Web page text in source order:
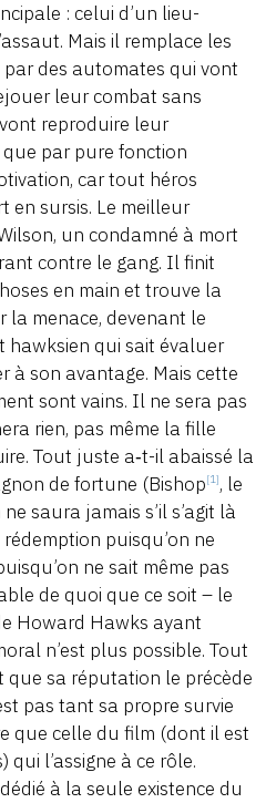
: celui d’un lieu-
Mais il remplace les
des automates qui vont
leur combat sans
reproduire leur
par pure fonction
car tout héros
en sursis. Le meilleur
un condamné à mort
contre le gang. Il finit
en main et trouve la
menace, devenant le
hawksien qui sait évaluer
à son avantage. Mais cette
sont vains. Il ne sera pas
rien, pas même la fille
Tout juste a‑t-il abaissé la
de fortune (Bishop[1], le
saura jamais s’il s’agit là
puisqu’on ne
ne sait même pas
de quoi que ce soit – le
Howard Hawks ayant
n’est plus possible. Tout
que sa réputation le précède
pas tant sa propre survie
que celle du film (dont il est
l’assigne à ce rôle.
à la seule existence du